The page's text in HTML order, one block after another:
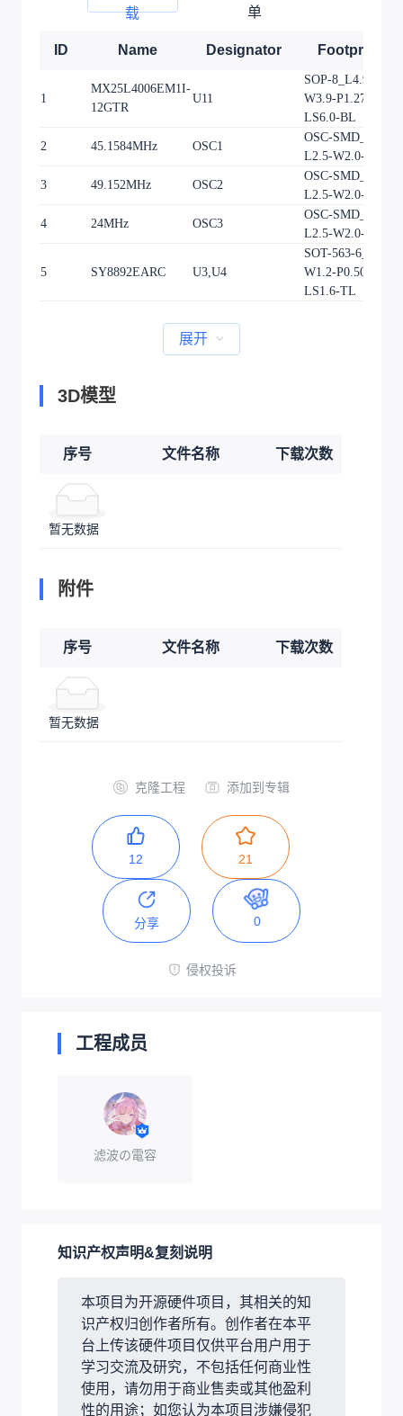
载
单
ID Name Designator Footprint
1
MX25L4006EM1I-
12GTR
U11
SOP-8_L4.9-
W3.9-P1.27-
LS6.0-BL
2 45.1584MHz OSC1
OSC-SMD_4P-
L2.5-W2.0-BL
3 49.152MHz OSC2
OSC-SMD_4P-
L2.5-W2.0-BL
4 24MHz OSC3
OSC-SMD_4P-
L2.5-W2.0-BL
5 SY8892EARC U3,U4
SOT-563-6_L1.6-
W1.2-P0.50-
LS1.6-TL
展开
3D模型
序号 文件名称 下载次数
暂无数据
附件
序号 文件名称 下载次数
暂无数据
克隆工程 添加到专辑
12 21
分享 0
侵权投诉
工程成员
滤波の電容
知识产权声明&复刻说明
本项目为开源硬件项目，其相关的知
识产权归创作者所有。创作者在本平
台上传该硬件项目仅供平台用户用于
学习交流及研究，不包括任何商业性
使用，请勿用于商业售卖或其他盈利
性的用途；如您认为本项目涉嫌侵犯